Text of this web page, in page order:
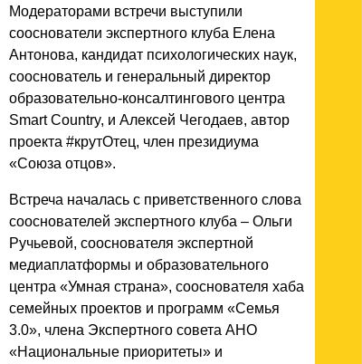
Модераторами встречи выступили
сооснователи экспертного клуба Елена
Антонова, кандидат психологических наук,
сооснователь и генеральный директор
образовательно-консалтингового центра
Smart Country, и Алексей Чегодаев, автор
проекта #крутОтец, член президиума
«Союза отцов».
Встреча началась с приветственного слова
сооснователей экспертного клуба – Ольги
Ручьевой, сооснователя экспертной
медиаплатформы и образовательного
центра «Умная страна», сооснователя хаба
семейных проектов и программ «Семья
3.0», члена Экспертного совета АНО
«Национальные приоритеты» и